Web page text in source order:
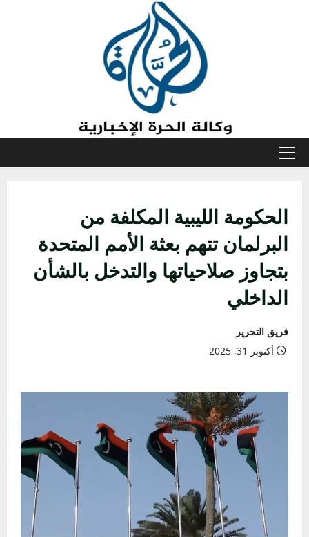
القائمة
الحكومة الليبية المكلفة من
البرلمان تتهم بعثة الأمم المتحدة
بتجاوز صلاحياتها والتدخل بالشأن
الداخلي
فريق التحرير
أكتوبر 31, 2025